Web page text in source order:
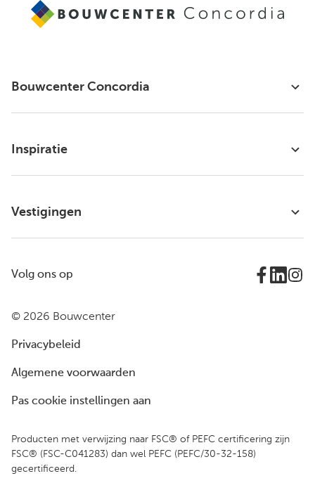
Bouwcenter Concordia
Inspiratie
Vestigingen
© 2026 Bouwcenter
Privacybeleid
Algemene voorwaarden
Pas cookie instellingen aan
Volg ons op
Producten met verwijzing naar FSC® of PEFC certificering zijn
FSC® (FSC-C041283) dan wel PEFC (PEFC/30-32-158)
gecertificeerd.